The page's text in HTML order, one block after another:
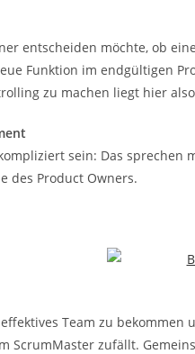
entscheiden möchte, ob
Funktion im endgültigen
zu machen liegt hier
sein: Das
des Product Owners.
Team zu
ScrumMaster zufällt.